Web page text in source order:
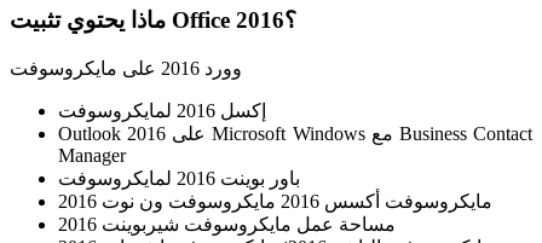
ماذا يحتوي تثبيت Office 2016؟
وورد 2016 على مايكروسوفت
إكسل 2016 لمايكروسوفت
Outlook 2016 على Microsoft Windows مع Business Contact
Manager
باور بوينت 2016 لمايكروسوفت
مايكروسوفت أكسس 2016 مايكروسوفت ون نوت 2016
مساحة عمل مايكروسوفت شيربوينت 2016